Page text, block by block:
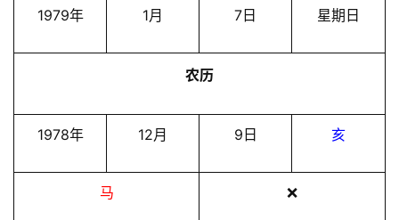
1979年 1月 7日 星期日
农历
1978年 12月 9日 亥
马 ❌